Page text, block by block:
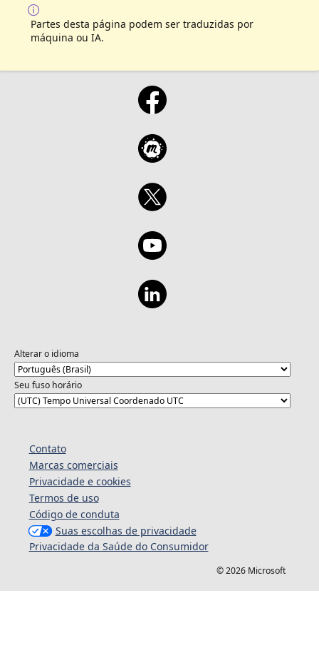
Partes desta página podem ser traduzidas por
máquina ou IA.
Alterar o idioma
Seu fuso horário
Contato
Marcas comerciais
Privacidade e cookies
Termos de uso
Código de conduta
Suas escolhas de privacidade
Privacidade da Saúde do Consumidor
© 2026 Microsoft